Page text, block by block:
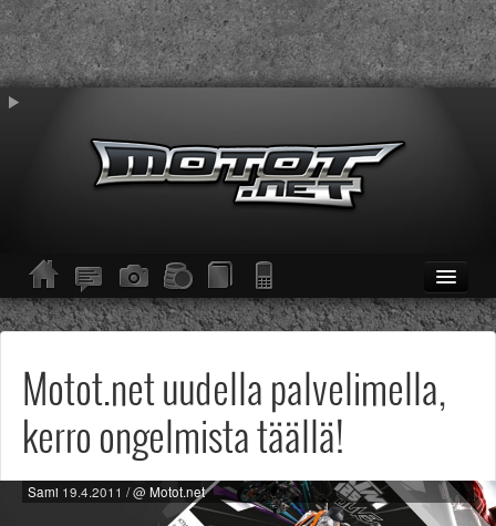
ETUSIVU
Moottoripyörät
Mopot
Enduro/MX
KESKUSTELU
Haku
Säännöt ja ohjeet
KUVAT/VIDEOT
Motot.net uudella palvelimella,
kerro ongelmista täällä!
Sami 19.4.2011 / @ Motot.net